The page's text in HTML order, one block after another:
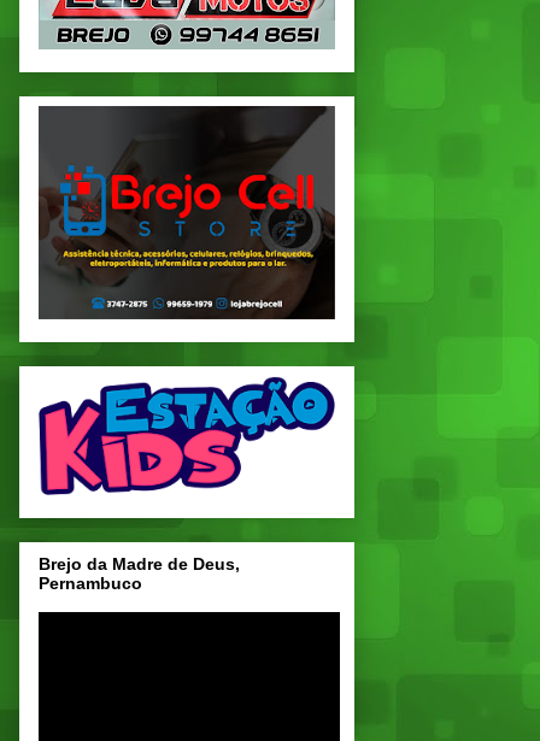
Brejo da Madre de Deus,
Pernambuco